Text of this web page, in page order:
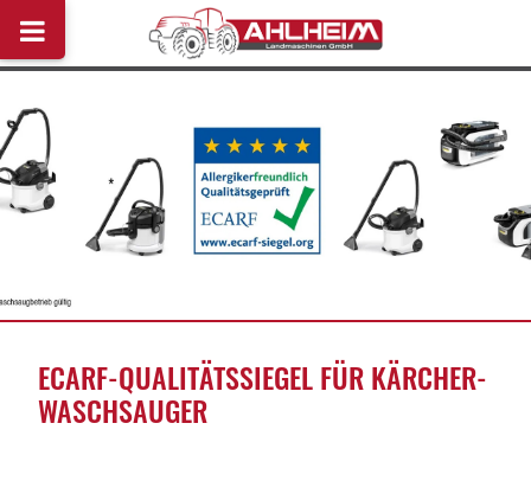
ECARF-QUALITÄTSSIEGEL FÜR KÄRCHER-
WASCHSAUGER